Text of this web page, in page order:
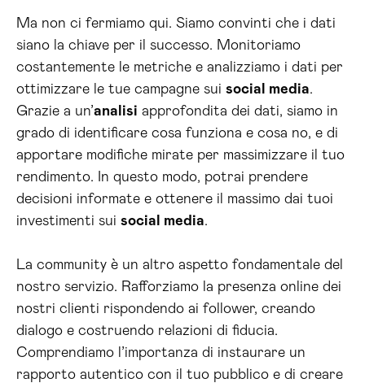
Ma non ci fermiamo qui. Siamo convinti che i dati
siano la chiave per il successo. Monitoriamo
costantemente le metriche e analizziamo i dati per
ottimizzare le tue campagne sui social media.
Grazie a un’analisi approfondita dei dati, siamo in
grado di identificare cosa funziona e cosa no, e di
apportare modifiche mirate per massimizzare il tuo
rendimento. In questo modo, potrai prendere
decisioni informate e ottenere il massimo dai tuoi
investimenti sui social media.
La community è un altro aspetto fondamentale del
nostro servizio. Rafforziamo la presenza online dei
nostri clienti rispondendo ai follower, creando
dialogo e costruendo relazioni di fiducia.
Comprendiamo l’importanza di instaurare un
rapporto autentico con il tuo pubblico e di creare